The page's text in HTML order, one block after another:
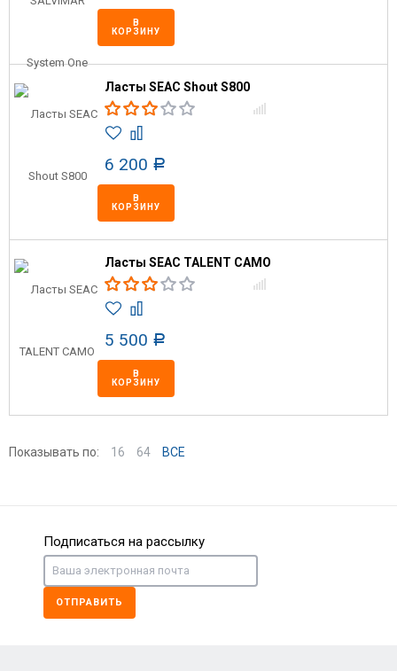
В
КОРЗИНУ
Ласты SEAC Shout S800
6 200 Р
В
КОРЗИНУ
Ласты SEAC TALENT CAMO
5 500 Р
В
КОРЗИНУ
Показывать по: 16 64 ВСЕ
Подписаться на рассылку
ОТПРАВИТЬ